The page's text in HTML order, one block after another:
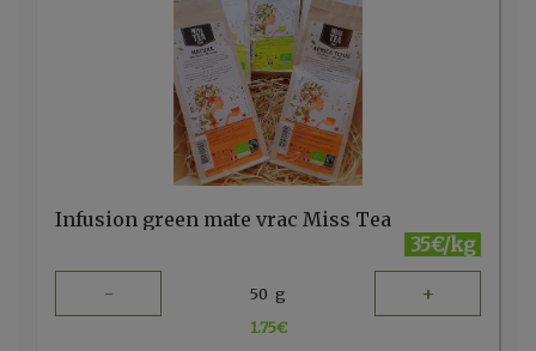
Infusion green mate vrac Miss Tea
35€/kg
- 50 g +
1.75€